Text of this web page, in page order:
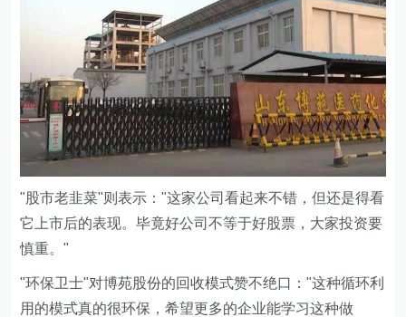
"股市老韭菜"则表示："这家公司看起来不错，但还是得看
它上市后的表现。毕竟好公司不等于好股票，大家投资要
慎重。"
"环保卫士"对博苑股份的回收模式赞不绝口："这种循环利
用的模式真的很环保，希望更多的企业能学习这种做